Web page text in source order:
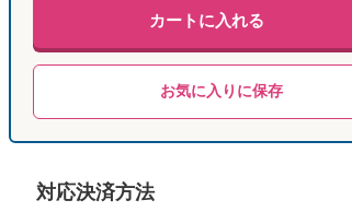
カートに入れる
お気に入りに保存
対応決済方法